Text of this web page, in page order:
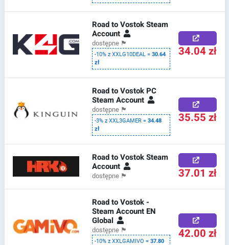
Road to Vostok Steam
Account
dostępne 🏴
-10% z XXLG10DEAL =30.64
zł
34.04 zł
Road to Vostok PC
Steam Account
dostępne 🏴
-3% z XXL3GAMER =34.48
zł
35.55 zł
Road to Vostok Steam
Account
dostępne 🏴 37.01 zł
Road to Vostok -
Steam Account EN
Global
dostępne 🏴
-10% z XXLGAMIVO =37.80
42.00 zł